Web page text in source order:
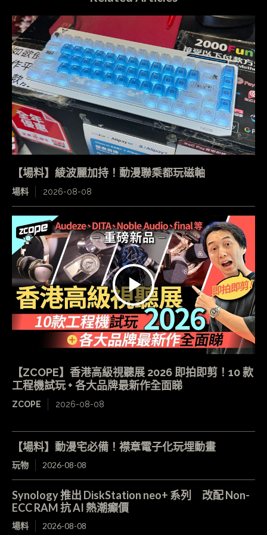
【場料】綾波麗加持！動漫聯乘都玩磁軸
場料 2026-08-08
【ZCOPE】香港高級視聽展 2026 即拍即剪！10 款
工程機試玩 + 各大品牌最新作全面睇
ZCOPE 2026-08-08
【場料】動漫宅必備！襟章電子化玩埋動畫
玩物 2026-08-08
Synology 推出 DiskStation neo+ 系列 改配 Non-
ECC RAM 抗 AI 熱潮癲價
場料 2026-08-08